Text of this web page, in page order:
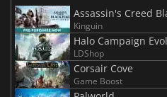
Assassin's Creed
Kinguin
Halo Campaign
LDShop
Corsair Cove
Game Boost